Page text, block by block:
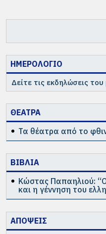
ΗΜΕΡΟΛΟΓΙΟ
Δείτε τις εκδηλώσεις
ΘΕΑΤΡΑ
Τα θέατρα από το
ΒΙΒΛΙΑ
Κώστας Παπαηλιού:
και η γέννηση του
ΑΠΟΨΕΙΣ